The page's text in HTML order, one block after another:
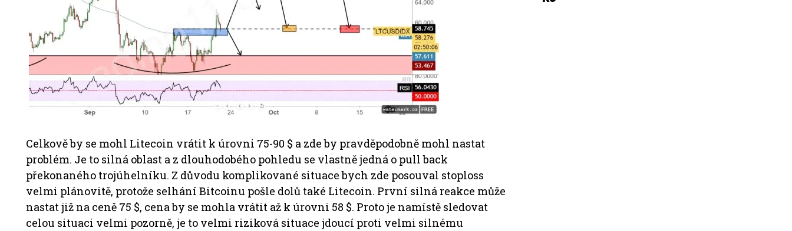
Celkově by se mohl Litecoin vrátit k úrovni 75-90 $ a zde by pravděpodobně mohl nastat
problém. Je to silná oblast a z dlouhodobého pohledu se vlastně jedná o pull back
překonaného trojúhelníku. Z důvodu komplikované situace bych zde posouval stoploss
velmi plánovitě, protože selhání Bitcoinu pošle dolů také Litecoin. První silná reakce může
nastat již na ceně 75 $, cena by se mohla vrátit až k úrovni 58 $. Proto je namístě sledovat
celou situaci velmi pozorně, je to velmi riziková situace jdoucí proti velmi silnému